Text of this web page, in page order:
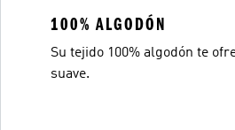
100% ALGODÓN
Su tejido 100% algodón te
suave.